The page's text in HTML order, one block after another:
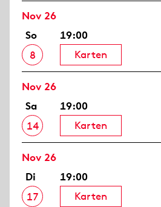
Nov 26
So
8
19:00
Karten
Nov 26
Sa
14
19:00
Karten
Nov 26
Di
17
19:00
Karten